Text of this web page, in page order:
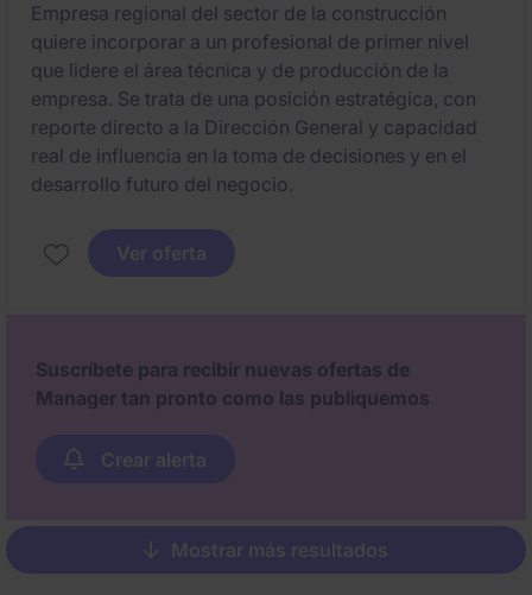
Empresa regional del sector de la construcción
quiere incorporar a un profesional de primer nivel
que lidere el área técnica y de producción de la
empresa. Se trata de una posición estratégica, con
reporte directo a la Dirección General y capacidad
real de influencia en la toma de decisiones y en el
desarrollo futuro del negocio.
Ver oferta
Suscríbete para recibir nuevas ofertas de
Manager tan pronto como las publiquemos
Crear alerta
Pagination
Mostrar más resultados